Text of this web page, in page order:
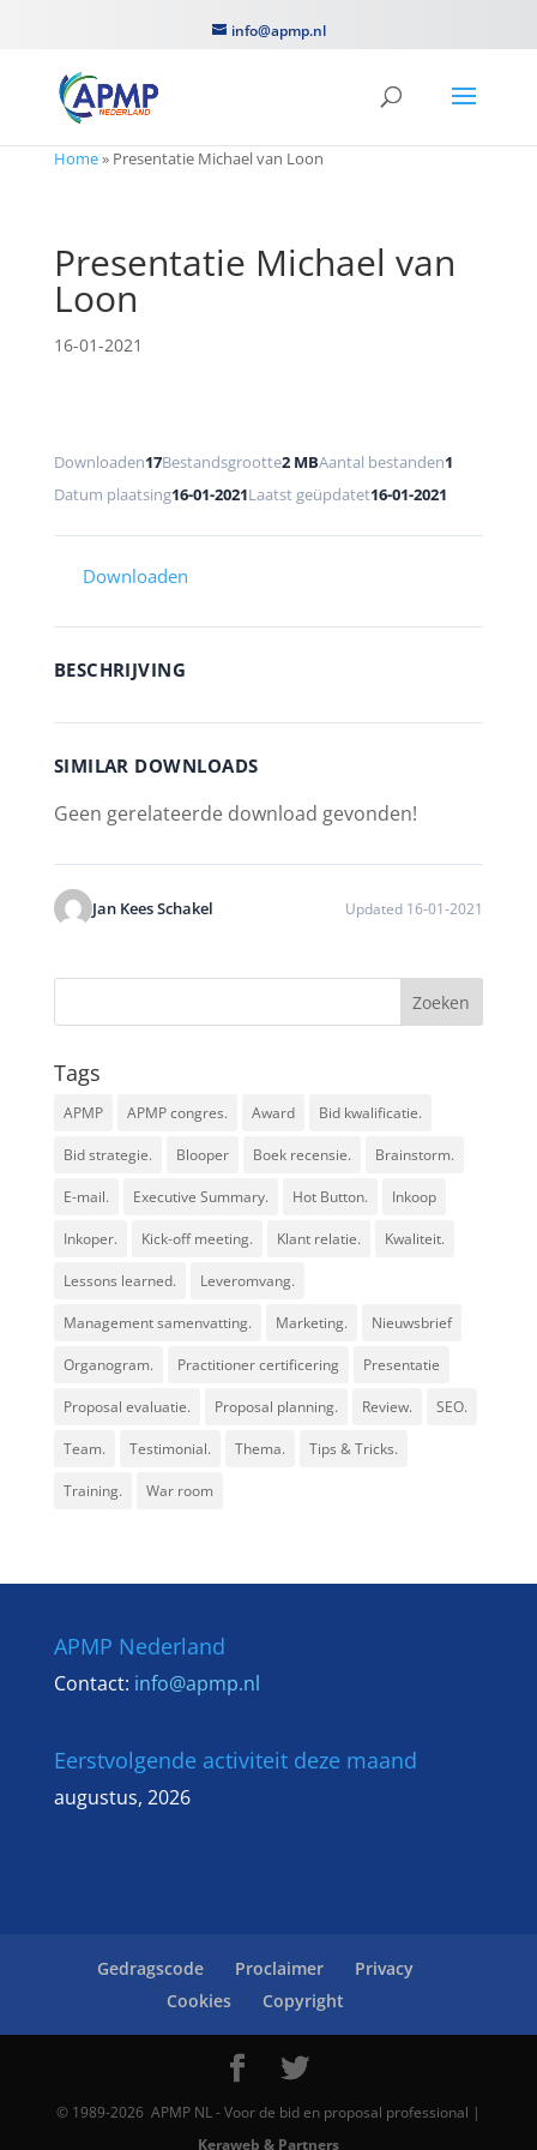
info@apmp.nl
Home» Presentatie Michael van Loon
Presentatie Michael van
Loon
16-01-2021
Downloaden17Bestandsgrootte2 MBAantal bestanden1
Datum plaatsing16-01-2021Laatst geüpdatet16-01-2021
Downloaden
BESCHRIJVING
SIMILAR DOWNLOADS
Geen gerelateerde download gevonden!
Jan Kees Schakel Updated 16-01-2021
Tags
APMP APMP congres. Award Bid kwalificatie.
Bid strategie. Blooper Boek recensie. Brainstorm.
E-mail. Executive Summary. Hot Button. Inkoop
Inkoper. Kick-off meeting. Klant relatie. Kwaliteit.
Lessons learned. Leveromvang.
Management samenvatting. Marketing. Nieuwsbrief
Organogram. Practitioner certificering Presentatie
Proposal evaluatie. Proposal planning. Review. SEO.
Team. Testimonial. Thema. Tips & Tricks.
Training. War room
APMP Nederland
Contact: info@apmp.nl
Eerstvolgende activiteit deze maand
augustus, 2026
Gedragscode Proclaimer
Privacy
Cookies
Copyright
© 1989-2026 APMP NL-Voor de bid en proposal professional |
Keraweb & Partners